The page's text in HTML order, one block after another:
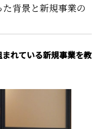
背景と新規事業の
れている新規事業を教